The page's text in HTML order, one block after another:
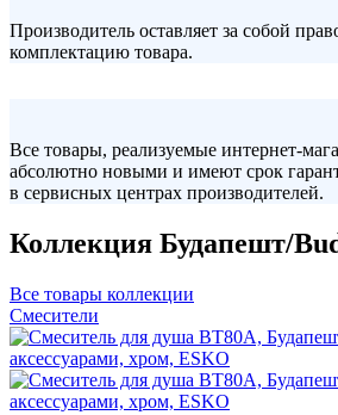
Производитель оставляет за собой
комплектацию товара.
Все товары, реализуемые интернет-
абсолютно новыми и имеют срок
в сервисных центрах производителей.
Коллекция Будапешт/
Все товары коллекции
Смесители